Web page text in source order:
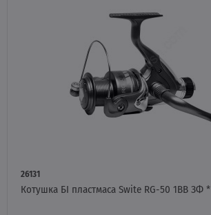
26131
Котушка БІ пластмаса Swite RG-50 1BB ЗФ *